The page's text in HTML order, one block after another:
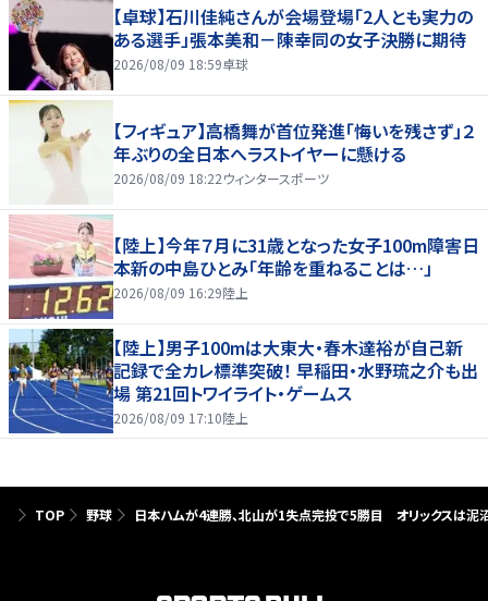
【卓球】石川佳純さんが会場登場「2人とも実力の
ある選手」張本美和－陳幸同の女子決勝に期待
2026/08/09 18:59卓球
【フィギュア】高橋舞が首位発進「悔いを残さず」２
年ぶりの全日本へラストイヤーに懸ける
2026/08/09 18:22ウィンタースポーツ
【陸上】今年７月に31歳となった女子100m障害日
本新の中島ひとみ「年齢を重ねることは…」
2026/08/09 16:29陸上
【陸上】男子100mは大東大・春木達裕が自己新
記録で全カレ標準突破！ 早稲田・水野琉之介も出
場 第21回トワイライト・ゲームス
2026/08/09 17:10陸上
TOP 野球 日本ハムが4連勝、北山が1失点完投で5勝目 オリックスは